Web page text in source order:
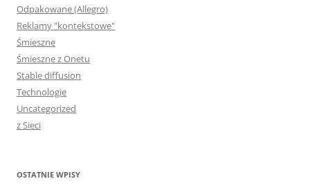
Odpakowane (Allegro)
Reklamy "kontekstowe"
Śmieszne
Śmieszne z Onetu
Stable diffusion
Technologie
Uncategorized
z Sieci
OSTATNIE WPISY